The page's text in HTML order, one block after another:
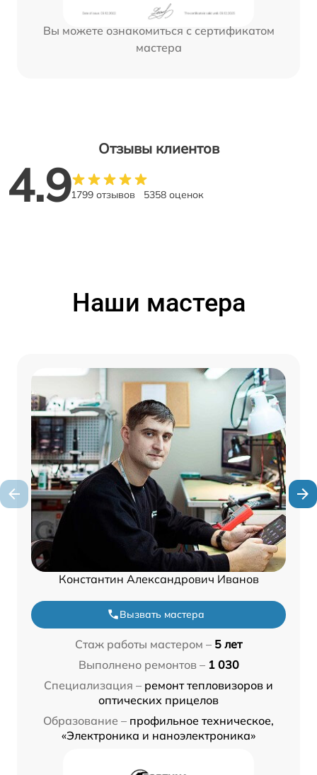
Вы можете ознакомиться с сертификатом
мастера
Отзывы клиентов
4.91799 отзывов 5358 оценок
Наши мастера
Константин Александрович Иванов
Вызвать мастера
Стаж работы мастером – 5 лет
Выполнено ремонтов – 1 030
Специализация – ремонт тепловизоров и
оптических прицелов
Образование – профильное техническое,
«Электроника и наноэлектроника»